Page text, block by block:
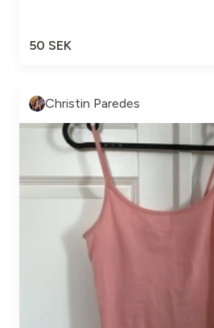
50 SEK
Christin Paredes